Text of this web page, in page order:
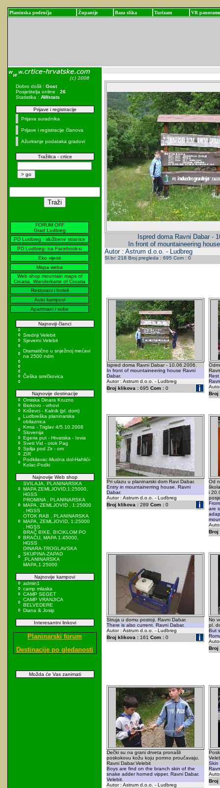
Planinska područja Županije Baza slika Turizam VR panorame
Dobro došli : Gost
Posjetitelja online : 26
Statistika : AWstats
Prijave i registracije
Prijava suradnika
Prijave i registracije članova
Ažuriranje podataka gradovi
Tražilica - crtice
FORUM OFF
Grad Ludbreg
PD Ludbreg - službene stranice
PD Ludbreg- na Facebook-u
Eko vijesti
Mapa weba
Web shop mountain maps of
Croatia, Wanderkarte of Croatia
Restorani i hoteli
Auto kampovi
Apartmani i sobe
Najnoviji članci
Srednji Velebit
Sjeverni Velebit
Dramatično u snježnoj mećavi
na 2500 ndm
Češka smrčkovica
Najnovije destinacije
Omiska Dinara Kruzno
Biokovo - vrhovi
Križevci - Kalnik (pl. dom)
Ludbreška planinarska
obilaznica
Krma - Triglav 4/5.10.2008
Slovenija
Egeria put - Hrvatska - Iovia
Sveti Vid - otok Pag
Spilja pod Zir - om
ZIR
Podkilavac-Mudna dol-Hahlići-
Kolac-Podki
Najnovije Web shop
SVILAJA, PLANINARSKA
MAPA ZEMLJOVID,1:25000,
HGSS
PROMINA , PLANINARSKA
MAPA, ZEMLJOVID , 1:25000
, HGSS
OTOK RAB , PLANINARSKA
MAPA, ZEMLJOVID, 1:25000
, HGSS
BRAČ BIKE, BICIKLOM PO
BRAČU, MAPA 1:45000,
HGSS
DINARA-TROGLAVSKA
SKUPINA-ZAPAD
,PLANINARSKA
MAPA,1:25000
Najnovije kampovi
admin1
camp mlaska
CAMP SEGET
CAMP VRANJICA
BELVEDERE
Diana & Josip
Interesantni linkovi
Planinarski forum
Destinacije po gledanosti
Možda će Vas zanimati
Ispred doma Ravni Dabar -
In front of mountaineering
Autor : Astrum d.o.o. - Ludbreg
Sl.br: 218 Broj pregleda : 695 Com : 0
Ispred doma Ravni Dabar - 10.06.2006.
In front of mountaineering house Ravni
Dabar.
Autor : Astrum d.o.o. - Ludbreg
Broj klikova :695 Com :0
Broj
Pri ulazu u planinarski dom Ravi Dabar.
Entry in mountainerring house. Ravni
Dabar.
Autor : Astrum d.o.o. - Ludbreg
Broj klikova :289 Com :0
Od
i
are
Broj
Struja u domu postoji. Ravni Dabar.
There is also current. Ravni Dabar.
Autor : Astrum d.o.o. - Ludbreg
Broj klikova :161 Com :0
No
pl.
But
Broj
Dečki su na grani drveta pronašli
poskokovu kožu koju pomno proučavaju.
Ravni Dabar.Velebit
Boys are find on the branch skin of the
snake adder horned vipper. Ravni Dabar.
Velebit.
Autor : Astrum d.o.o. - Ludbreg
Skin
Broj